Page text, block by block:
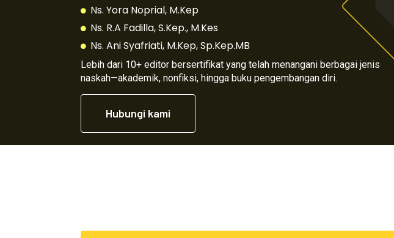
Ns. Yora Noprial, M.Kep
Ns. R.A Fadilla, S.Kep., M.Kes
Ns. Ani Syafriati, M.Kep, Sp.Kep.MB
Lebih dari 10+ editor bersertifikat yang telah menangani berbagai jenis
naskah—akademik, nonfiksi, hingga buku pengembangan diri.
Hubungi kami